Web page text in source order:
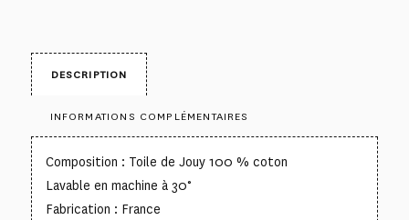
DESCRIPTION
INFORMATIONS COMPLÉMENTAIRES
Composition : Toile de Jouy 100 % coton
Lavable en machine à 30°
Fabrication : France